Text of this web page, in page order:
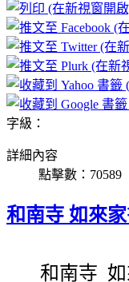
字級：
詳細內容
點擊數：70589
和南寺 如來
和南寺